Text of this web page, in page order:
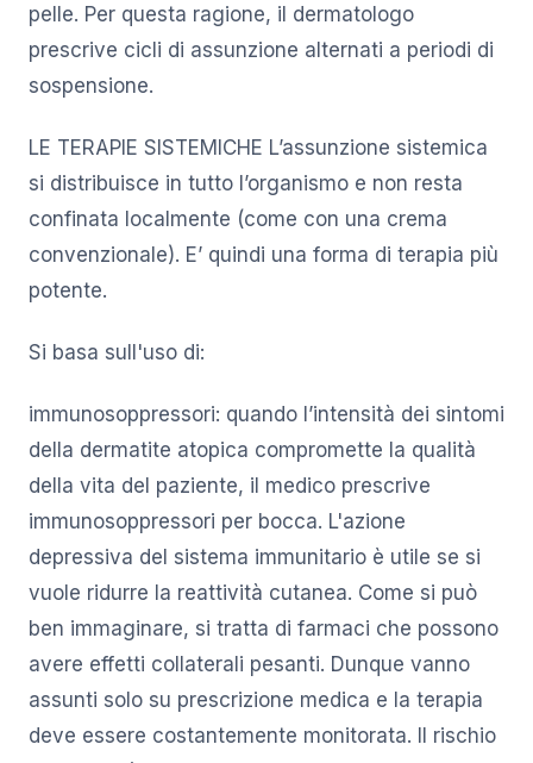
pelle. Per questa ragione, il dermatologo
prescrive cicli di assunzione alternati a periodi di
sospensione.
LE TERAPIE SISTEMICHE L’assunzione sistemica
si distribuisce in tutto l’organismo e non resta
confinata localmente (come con una crema
convenzionale). E’ quindi una forma di terapia più
potente.
Si basa sull'uso di:
immunosoppressori: quando l’intensità dei sintomi
della dermatite atopica compromette la qualità
della vita del paziente, il medico prescrive
immunosoppressori per bocca. L'azione
depressiva del sistema immunitario è utile se si
vuole ridurre la reattività cutanea. Come si può
ben immaginare, si tratta di farmaci che possono
avere effetti collaterali pesanti. Dunque vanno
assunti solo su prescrizione medica e la terapia
deve essere costantemente monitorata. Il rischio